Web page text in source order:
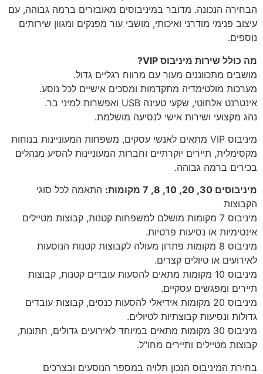
הבחירה הנכונה. מדובר במיניבוסים מאובזרים ברמה גבוהה, עם
עיצוב פנימי מודרני ואיכותי, מושבי עור מפנקים ומגוון שירותים
נוספים.
מה כולל שירות מיניבוס VIP?
מושבים מתכווננים מעור עם מרווח רגליים גדול.
מערכות מולטימדיה מתקדמות ומסכים אישיים לכל נוסע.
אינטרנט אלחוטי, שקעי טעינה USB ואפשרות למיני בר.
נהג מקצועי ושירות אישי לנסיעה מושלמת.
מיניבוס VIP מתאים לאנשי עסקים, משפחות המעוניינות בנוחות
מקסימלית, תיירים יוקרתיים וחברות המעוניינות להסיע מנהלים
בכירים ברמה גבוהה.
מיניבוסים 30, 20, 10, 8, 7 מקומות:
התאמה לכל סוגי
הקבוצות
מיניבוס 7 מקומות מושלם למשפחות קטנות, קבוצות מטיילים
אינטימיות או נסיעות פרטיות.
מיניבוס 8 מקומות פתרון מעולה לקבוצות קטנות הנוסעות
לאירועים או טיולים קצרים.
מיניבוס 10 מקומות מתאים להסעות עובדים קטנות, קבוצות
תיירים ומפגשים עסקיים.
מיניבוס 20 מקומות אידיאלי להסעות כנסים, קבוצות עובדים
גדולות ונסיעות קבוצתיות לטיולים.
מיניבוס 30 מקומות מתאים במיוחד לאירועים גדולים, חתונות,
קבוצות מטיילים ותיירים מחו"ל.
בחירת המיניבוס הנכון תלויה במספר הנוסעים ובצרכים